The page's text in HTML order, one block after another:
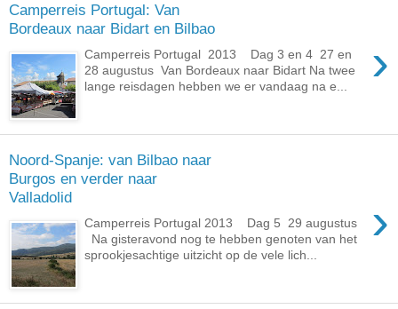
Camperreis Portugal: Van
Bordeaux naar Bidart en Bilbao
›
Camperreis Portugal 2013 Dag 3 en 4 27 en
28 augustus Van Bordeaux naar Bidart Na twee
lange reisdagen hebben we er vandaag na e...
Noord-Spanje: van Bilbao naar
Burgos en verder naar
Valladolid
›
Camperreis Portugal 2013 Dag 5 29 augustus
Na gisteravond nog te hebben genoten van het
sprookjesachtige uitzicht op de vele lich...